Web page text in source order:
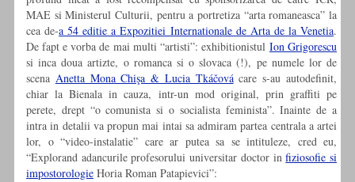
MAE si Ministerul Culturii, pentru a portretiza “arta romaneasca” la
cea de-a 54 editie a Expozitiei Internationale de Arta de la Venetia.
De fapt e vorba de mai multi “artisti”: exhibitionistul Ion Grigorescu
si inca doua artizte, o romanca si o slovaca (!), pe numele lor de
scena Anetta Mona Chişa & Lucia Tkáčovácare s-au autodefinit,
chiar la Bienala in cauza, intr-un mod original, prin graffiti pe
perete, drept “o comunista si o socialista feminista”. Inainte de a
intra in detalii va propun mai intai sa admiram partea centrala a artei
lor, o “video-instalatie” care ar putea sa se intituleze, cred eu,
“Explorand adancurile profesorului universitar doctor infiziosofie si
impostorologie Horia Roman Patapievici”: